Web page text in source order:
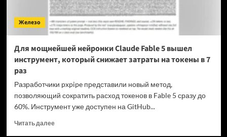
realme
полностью
переходят
на
Железо
Для мощнейшей нейронки Claude Fable 5 вышел
инструмент, который снижает затраты на токены в 7
раз
Разработчики pxpipe представили новый метод,
позволяющий сократить расход токенов в Fable 5 сразу до
60%. Инструмент уже доступен на GitHub...
Читать далееПрочитать